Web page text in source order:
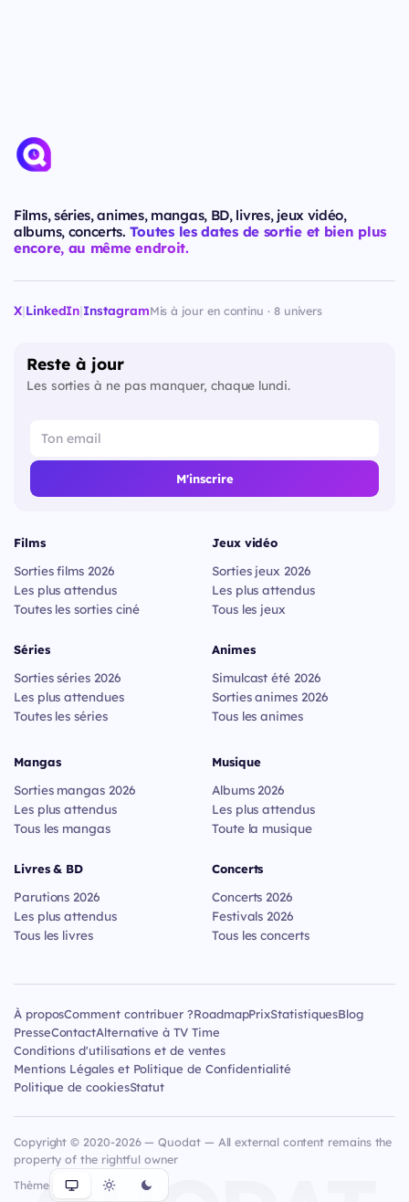
Films, séries, animes, mangas, BD, livres, jeux vidéo,
albums, concerts. Toutes les dates de sortie et bien plus
encore, au même endroit.
X|LinkedIn|InstagramMis à jour en continu · 8 univers
Reste à jour
Les sorties à ne pas manquer, chaque lundi.
M'inscrire
Films
Sorties films 2026
Les plus attendus
Toutes les sorties ciné
Séries
Sorties séries 2026
Les plus attendues
Toutes les séries
Jeux vidéo
Sorties jeux 2026
Les plus attendus
Tous les jeux
Animes
Simulcast été 2026
Sorties animes 2026
Tous les animes
Mangas
Sorties mangas 2026
Les plus attendus
Tous les mangas
Livres & BD
Parutions 2026
Les plus attendus
Tous les livres
Musique
Albums 2026
Les plus attendus
Toute la musique
Concerts
Concerts 2026
Festivals 2026
Tous les concerts
À proposComment contribuer ?RoadmapPrixStatistiquesBlog
PresseContactAlternative à TV Time
Conditions d'utilisations et de ventes
Mentions Légales et Politique de Confidentialité
Politique de cookiesStatut
Copyright © 2020-2026 — Quodat — All external content remains the
property of the rightful owner
Thème